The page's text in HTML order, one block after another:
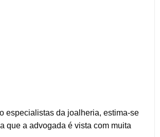
especialistas da joalheria, estima-se
que a advogada é vista com muita